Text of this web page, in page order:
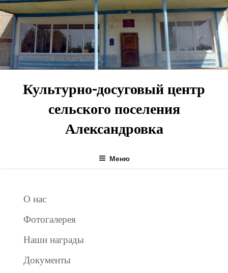
Перейти
к
содержимому
Культурно-досуговый центр
сельского поселения
Александровка
Меню
О нас
Фотогалерея
Наши награды
Документы